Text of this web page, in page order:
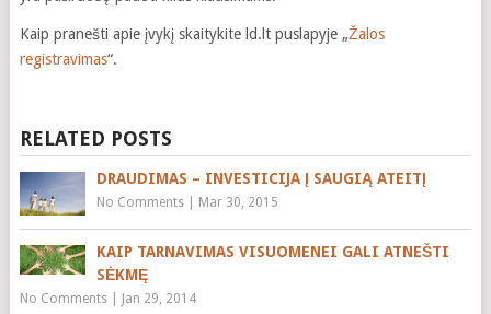
Kaip pranešti apie įvykį skaitykite ld.lt puslapyje „Žalos
registravimas“.
RELATED POSTS
DRAUDIMAS – INVESTICIJA Į SAUGIĄ ATEITĮ
No Comments| Mar 30, 2015
KAIP TARNAVIMAS VISUOMENEI GALI ATNEŠTI
SĖKMĘ
No Comments| Jan 29, 2014